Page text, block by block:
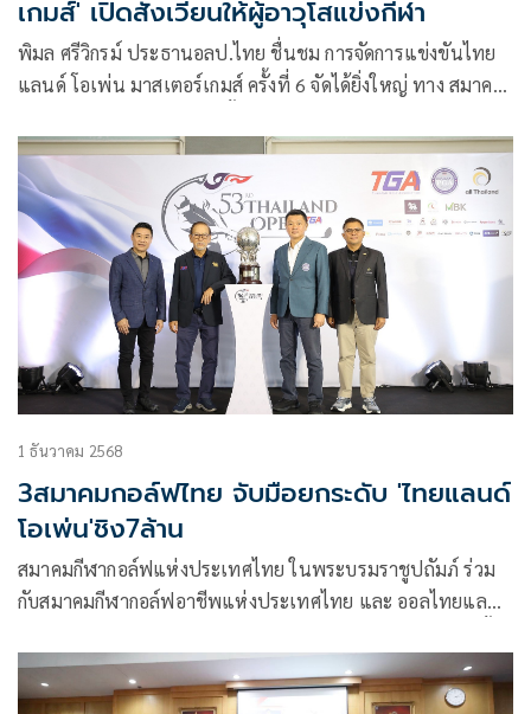
เกมส์' เปิดสังเวียนให้ผู้อาวุโสแข่งกีฬา
พิมล ศรีวิกรม์ ประธานอลป.ไทย ชื่นชม การจัดการแข่งขันไทย
แลนด์ โอเพ่น มาสเตอร์เกมส์ ครั้งที่ 6 จัดได้ยิ่งใหญ่ ทาง สมาคม
สามารถ ทางอลป.ไทย พร้อมสนับสนุน ขณะที่ รองตูน-ณัฐวุฒิ
เรืองเวส นายกสมาคมผู้สูงอายุไทย พร้อมผลักดันเกมให้ยิ่งใหญ่
และมีโอกาสจัดเวิลด์มาสเตอร์เกมส์ ต่อไปในอนาคต
1 ธันวาคม 2568
3สมาคมกอล์ฟไทย จับมือยกระดับ 'ไทยแลนด์
โอเพ่น'ชิง7ล้าน
สมาคมกีฬากอล์ฟแห่งประเทศไทย ในพระบรมราชูปถัมภ์ ร่วม
กับสมาคมกีฬากอล์ฟอาชีพแห่งประเทศไทย และ ออลไทยแลนด์
53 ชิงเงินรางวัลเพิ่มขึ้นจากเดิม 5 ล้านบาท เป็น 7 ล้านบาท
(แชมป์จะได้รับ 1,050,000 บาท) ระหว่างวันที่ 4–7 ธันวาคม